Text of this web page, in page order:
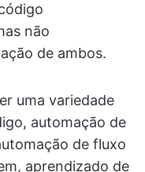
não
de ambos.
uma variedade
automação de
de fluxo
aprendizado de